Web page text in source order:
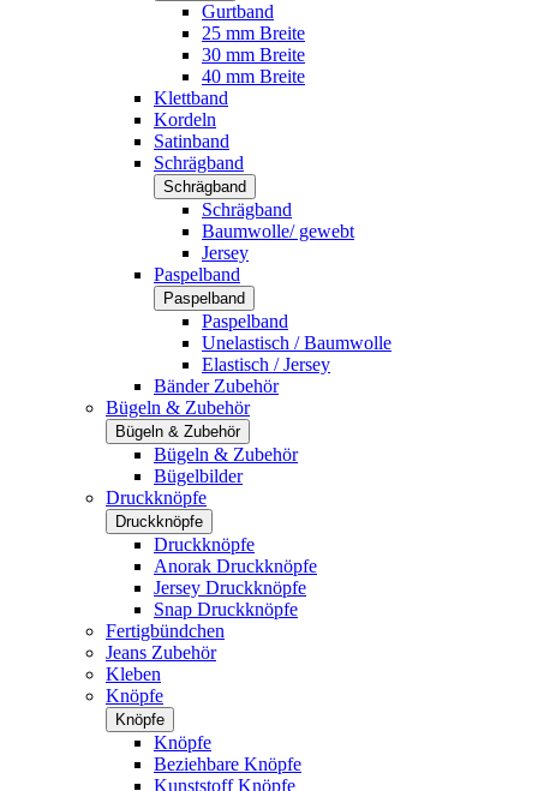
Gurtband
25 mm Breite
30 mm Breite
40 mm Breite
Klettband
Kordeln
Satinband
Schrägband
Schrägband
Schrägband
Baumwolle/ gewebt
Jersey
Paspelband
Paspelband
Paspelband
Unelastisch / Baumwolle
Elastisch / Jersey
Bänder Zubehör
Bügeln & Zubehör
Bügeln & Zubehör
Bügeln & Zubehör
Bügelbilder
Druckknöpfe
Druckknöpfe
Druckknöpfe
Anorak Druckknöpfe
Jersey Druckknöpfe
Snap Druckknöpfe
Fertigbündchen
Jeans Zubehör
Kleben
Knöpfe
Knöpfe
Knöpfe
Beziehbare Knöpfe
Kunststoff Knöpfe